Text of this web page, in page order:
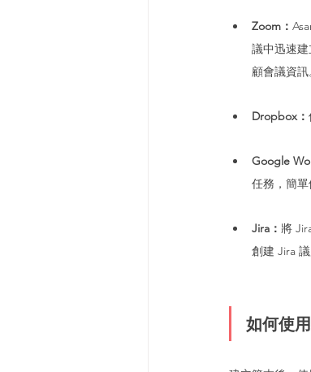
Zoom：
議中迅速
顧會議資訊
Dropbox：
Google
任務，簡單
Jira： 將
創建 Jira
如何使